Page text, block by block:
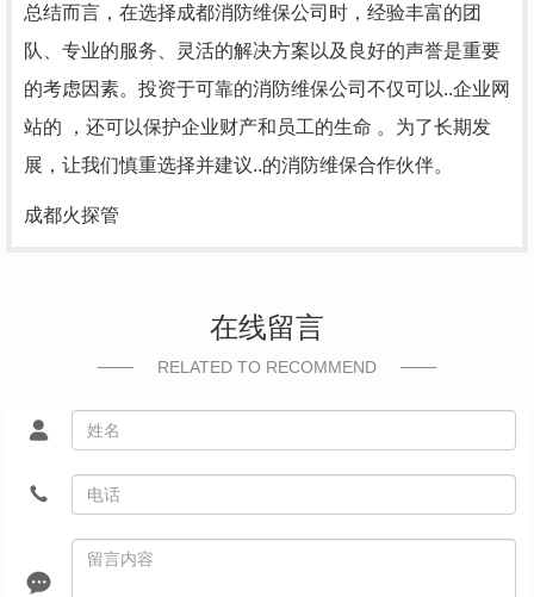
总结而言，在选择成都消防维保公司时，经验丰富的团
队、专业的服务、灵活的解决方案以及良好的声誉是重要
的考虑因素。投资于可靠的消防维保公司不仅可以..企业网
站的 ，还可以保护企业财产和员工的生命 。为了长期发
展，让我们慎重选择并建议..的消防维保合作伙伴。
成都火探管
在线留言
RELATED TO RECOMMEND